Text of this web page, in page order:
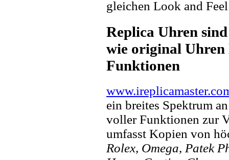
gleichen Look and
Replica Uhren
wie original Uhren
Funktionen
ein breites Spektrum
voller Funktionen zur
umfasst Kopien von
Rolex, Omega, Patek